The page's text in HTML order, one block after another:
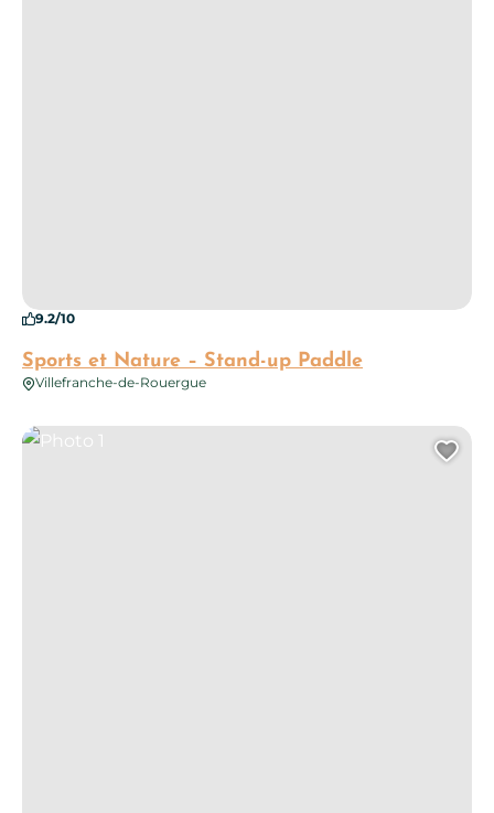
Sports et Nature – Stand-up Paddle
9.2/10
Villefranche-de-Rouergue
Photo 1